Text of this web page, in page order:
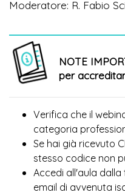
Moderatore: R. Fabio
NOTE
per
Verifica che il
categoria
Se hai già ricevuto
stesso codice non
Accedi all'aula dalla
email di avvenuta